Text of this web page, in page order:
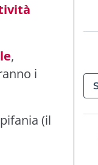
,
i
(il